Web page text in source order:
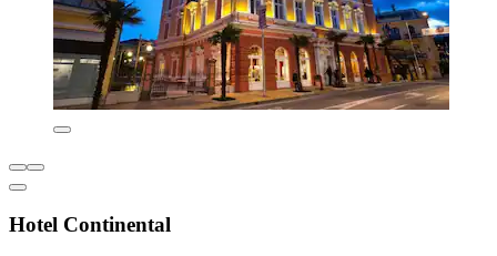
Hotel Continental